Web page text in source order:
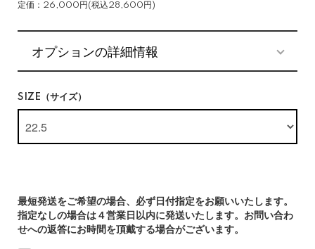
定価：26,000円(税込28,600円)
オプションの詳細情報
SIZE（サイズ）
最短発送をご希望の場合、必ず日付指定をお願いいたします。
指定なしの場合は４営業日以内に発送いたします。お問い合わ
せへの返答にお時間を頂戴する場合がございます。